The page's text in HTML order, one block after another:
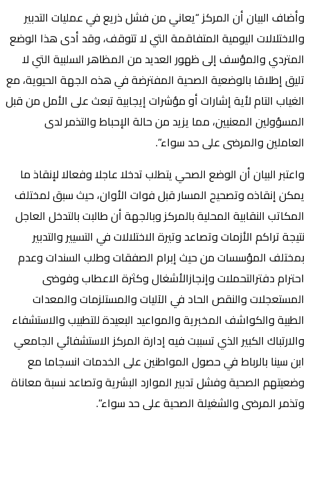
وأضاف البيان أن المركز “يعاني من فشل ذريع في عمليات التدبير
والاختلالات اليومية المتفاقمة التي لا تتوقف، وقد أدى هذا الوضع
المتردي والمؤسف إلى ظهور العديد من المظاهر السلبية التي لا
تليق إطلاقا بالوضعية الصحية المفترضة في هذه الجهة الحيوية، مع
الغياب التام لأية إشارات أو مؤشرات إيجابية تبعث على الأمل من قبل
المسؤولين المعنيين، مما يزيد من حالة الإحباط والتذمر لدى
العاملين والمرضى على حد سواء”.
واعتبر البيان أن الوضع الصحي يتطلب تدخلا عاجلا وفعالا لإنقاذ ما
يمكن إنقاذه وتصحيح المسار قبل فوات الأوان، حيث سبق لمختلف
المكاتب النقابية المحلية بالمركز وبالجهة أن طالبت بالتدخل العاجل
نتيجة تراكم الأزمات وتصاعد وتيرة الاختلالات في التسيير والتدبير
بمختلف المؤسسات من حيث إبرام الصفقات وطلب السندات وعدم
احترام دفترالتحملات وإنجازالأشغال وكثرة الاعطاب وفوضى
المستعجلات والنقص الحاد في الآليات والمستلزمات والمعدات
الطبية والكواشف المخبرية والمواعيد البعيدة للتطبيب والاستشفاء
والارتباك الكبير الذي تسببت فيه إدارة المركز الاستشفائي الجامعي
ابن سينا بالرباط في حصول المواطنين على الخدمات انسجاما مع
وضعيتهم الصحية وفشل تدبير الموارد البشرية وتصاعد نسبة معاناة
وتذمر المرضى والشغيلة الصحية على حد سواء”.